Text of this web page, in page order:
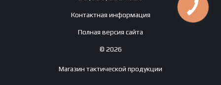
Контактная информация
Полная версия сайта
© 2026
Магазин тактической продукции